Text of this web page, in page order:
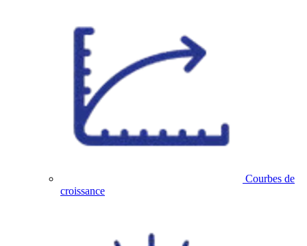
Courbes de
croissance